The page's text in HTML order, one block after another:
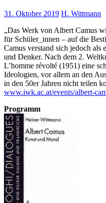
31. Oktober 2019 H. Wittmann
„Das Werk von Albert Camus
für Schüler_innen – auf die
Camus verstand sich jedoch
und Denker. Nach dem 2.
L’homme révolté (1951) eine
Ideologien, vor allem an den
in den 50er Jahren nicht teilen
www.iwk.ac.at/events/albert-
Programm